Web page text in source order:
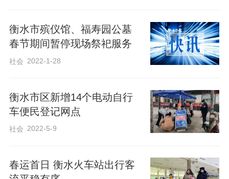
提前到来。
为从容应对办证高峰，保障服务质量，桃
加快升级婚姻登记信息系统，提升数据核
验与办理效率；优化改造服务大厅，布置
温馨场景，营造浪漫舒适的登记氛围；增
众等候时间。
衡水市殡仪馆、福寿园公墓
春节期间暂停现场祭祀服务
社会 2022-1-28
衡水市区新增14个电动自行
车便民登记网点
社会 2022-5-9
春运首日 衡水火车站出行客